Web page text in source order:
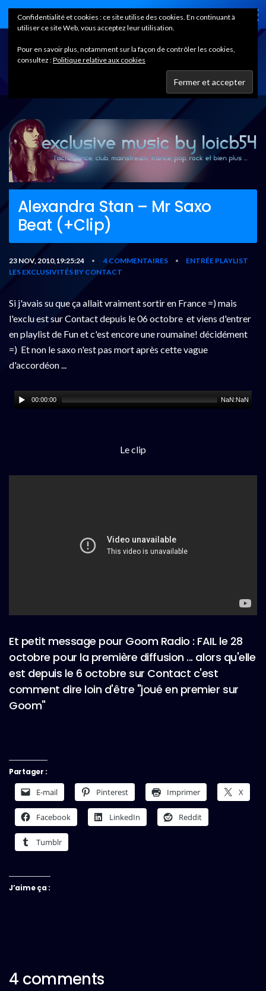
Home
Alexandra Stan – Mr Saxo
Beat (+Clip)
23 NOV, 2010,19:25:24 • 4 COMMENTAIRES •
ENTRÉE PLAYLIST
LES EXCLUSIVITÉS BY CONTACT
Si j'avais su que ça allait vraiment sortir en France =) mais
l'exclu est sur Contact depuis le 06 octobre et viens d'entrer
en playlist de Fun et c'est encore une roumaine! décidément
=) Et non le saxo n'est pas mort après cette vague
d'accordéon ...
00:00:00 NaN:NaN
Le clip
Et petit message pour Goom Radio : FAIL le 28
octobre pour la première diffusion ... alors qu'elle
est depuis le 6 octobre sur Contact c'est
comment dire loin d'être "joué en premier sur
Goom"
Partager :
E-mail Pinterest Imprimer X
Facebook LinkedIn Reddit
Tumblr
J’aime ça :
4 comments
Confidentialité et cookies : ce site utilise des cookies. En continuant à
utiliser ce site Web, vous acceptez leur utilisation.
Pour en savoir plus, notamment sur la façon de contrôler les cookies,
consultez :Politique relative aux cookies